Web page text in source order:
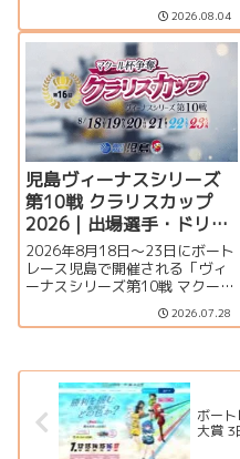
徴、イベント情報を詳しく紹
介。峰竜太、毒島誠、定松勇樹
らトップレーサーが集結する真
夏のSGの見どころを徹底解説し
ます。
2026.08.04
児島ヴィーナスシリーズ
第10戦 クラリスカップ
2026｜出場選手・ドリー
ム戦・注目モーター・イ
ベント情報まとめ
2026年8月18日～23日にボート
レース児島で開催される「ヴィ
ーナスシリーズ第10戦 マクール
杯争奪第16回クラリスカップ」
の特集ページです。出場選手一
報まで詳しく紹介します。
2026.07.28
ボー
大賞 3